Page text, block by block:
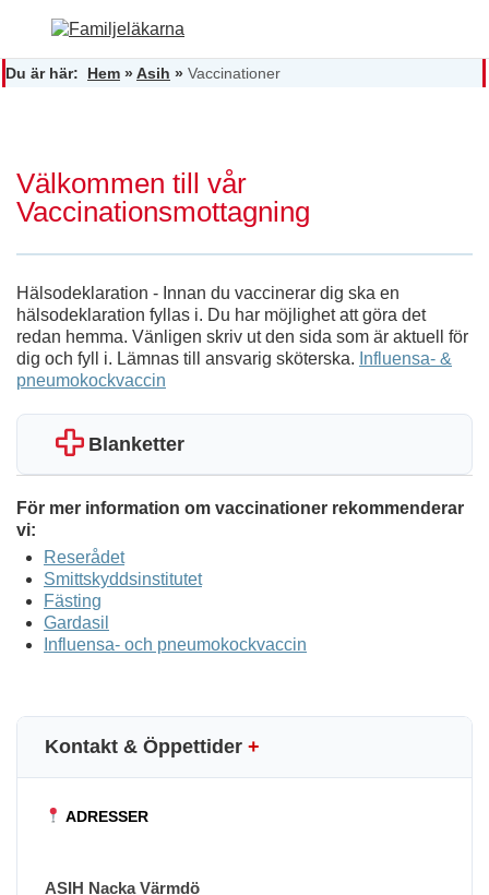
Du är här: Hem »Asih » Vaccinationer
Välkommen till vår
Vaccinationsmottagning
Hälsodeklaration - Innan du vaccinerar dig ska en
hälsodeklaration fyllas i. Du har möjlighet att göra det
redan hemma. Vänligen skriv ut den sida som är aktuell för
dig och fyll i. Lämnas till ansvarig sköterska. Influensa- &
pneumokockvaccin
Blanketter
För mer information om vaccinationer rekommenderar
vi:
Reserådet
Smittskyddsinstitutet
Fästing
Gardasil
Influensa- och pneumokockvaccin
Kontakt & Öppettider +
ADRESSER
ASIH Nacka Värmdö